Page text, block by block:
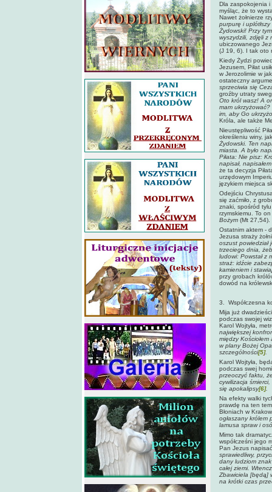
Dla zaspokojenia i
myśląc, że to
Nawet żołnierze
purpurę i
Żydowski! Przy
wyszydzili, zdjęli z
ubiczowanego
(J 19, 6). I tak oto
Kiedy Żydzi
Jezusem, Piłat
w Jerozolimie w
ostateczny
sprzeciwia się
groźby utraty
Oto król wasz! A
mam ukrzyżować?
im, aby Go
Króla, ale także
Nieustępliwość
określeniu winy,
Żydowski. Ten
miasta. A było
Piłata: Nie pisz:
napisał,
że ta decyzja
urzędowym
językiem miejsca
Odejściu
się zaćmiło, z
znaki, spośród
rzymskiemu. To
Bożym (Mt 27,54).
Ostatnim aktem -
Jezusa straży
oszust
trzeciego dnia,
ludowi: Powstał z
straż: idźcie
kamieniem i
przy grobach
dowód na
3. Współczesna
Mija już
podczas swojej
Karol Wojtyła,
największej
między
w plany Bożej
szczególności[5].
Karol Wojtyła,
podczas swej
przeoczyć faktu,
cywilizacja
się apokalipsy[6].
Na efekty walki
prawdę na ten
Błoniach w
ogłaszany królem
lamusa spraw i
Mimo tak
współcześni jego
Pan Jezus
sprawiedliwy,
dany ludziom
całej ziemi.
Zbawiciela [będą]
na krótki czas